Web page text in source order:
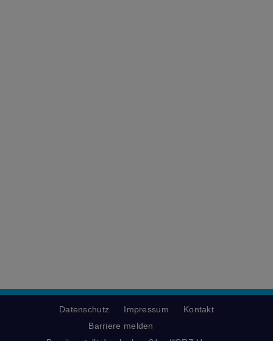
Datenschutz Impressum
Kontakt
Barriere melden